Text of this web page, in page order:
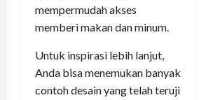
mempermudah akses
memberi makan dan minum.
Untuk inspirasi lebih lanjut,
Anda bisa menemukan banyak
contoh desain yang telah teruji